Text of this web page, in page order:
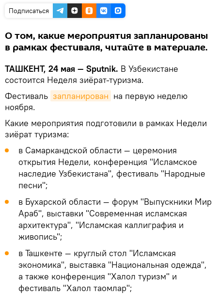
Подписаться
О том, какие мероприятия запланированы
в рамках фестиваля, читайте в материале.
ТАШКЕНТ, 24 мая — Sputnik. В Узбекистане
состоится Неделя зиёрат-туризма.
Фестиваль запланирован на первую неделю
ноября.
Какие мероприятия подготовили в рамках Недели
зиёрат туризма:
в Самаркандской области — церемония
открытия Недели, конференция "Исламское
наследие Узбекистана", фестиваль "Народные
песни";
в Бухарской области — форум "Выпускники Мир
Араб", выставки "Современная исламская
архитектура", "Исламская каллиграфия и
живопись";
в Ташкенте — круглый стол "Исламская
экономика", выставка "Национальная одежда",
а также конференция "Халол туризм" и
фестиваль "Халол таомлар";